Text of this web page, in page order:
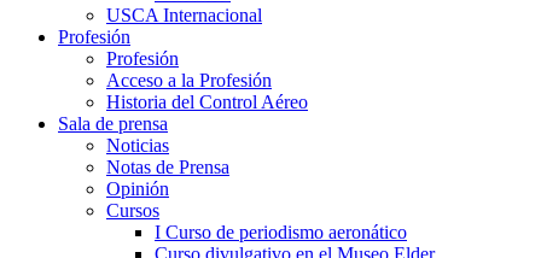
USCA Internacional
Profesión
Profesión
Acceso a la Profesión
Historia del Control Aéreo
Sala de prensa
Noticias
Notas de Prensa
Opinión
Cursos
I Curso de periodismo aeronático
Curso divulgativo en el Museo Elder